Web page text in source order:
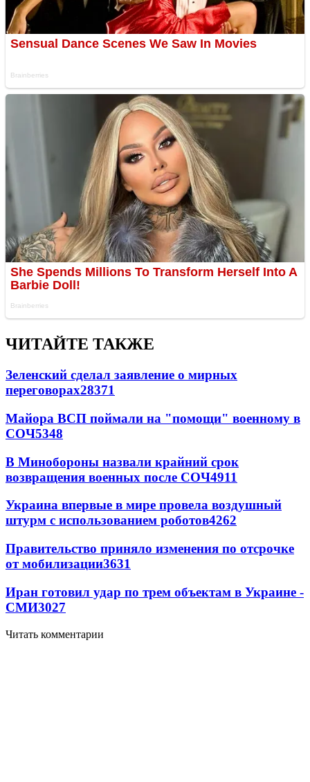
ЧИТАЙТЕ ТАКЖЕ
Зеленский сделал заявление о мирных
переговорах28371
Майора ВСП поймали на "помощи" военному в
СОЧ5348
В Минобороны назвали крайний срок
возвращения военных после СОЧ4911
Украина впервые в мире провела воздушный
штурм с использованием роботов4262
Правительство приняло изменения по отсрочке
от мобилизации3631
Иран готовил удар по трем объектам в Украине -
СМИ3027
Читать комментарии